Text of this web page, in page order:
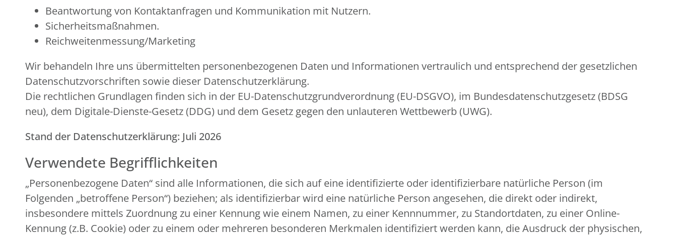
Beantwortung von Kontaktanfragen und Kommunikation mit Nutzern.
Sicherheitsmaßnahmen.
Reichweitenmessung/Marketing
Wir behandeln Ihre uns übermittelten personenbezogenen Daten und Informationen vertraulich und entsprechend der gesetzlichen
Datenschutzvorschriften sowie dieser Datenschutzerklärung.
Die rechtlichen Grundlagen finden sich in der EU-Datenschutzgrundverordnung (EU-DSGVO), im Bundesdatenschutzgesetz (BDSG
neu), dem Digitale-Dienste-Gesetz (DDG) und dem Gesetz gegen den unlauteren Wettbewerb (UWG).
Stand der Datenschutzerklärung: Juli 2026
Verwendete Begrifflichkeiten
„Personenbezogene Daten“ sind alle Informationen, die sich auf eine identifizierte oder identifizierbare natürliche Person (im
Folgenden „betroffene Person“) beziehen; als identifizierbar wird eine natürliche Person angesehen, die direkt oder indirekt,
insbesondere mittels Zuordnung zu einer Kennung wie einem Namen, zu einer Kennnummer, zu Standortdaten, zu einer Online-
Kennung (z.B. Cookie) oder zu einem oder mehreren besonderen Merkmalen identifiziert werden kann, die Ausdruck der physischen,